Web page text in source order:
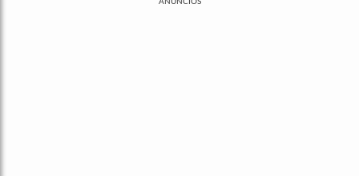
ANÚNCIOS